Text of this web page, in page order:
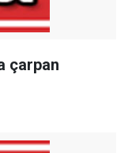
çarpan